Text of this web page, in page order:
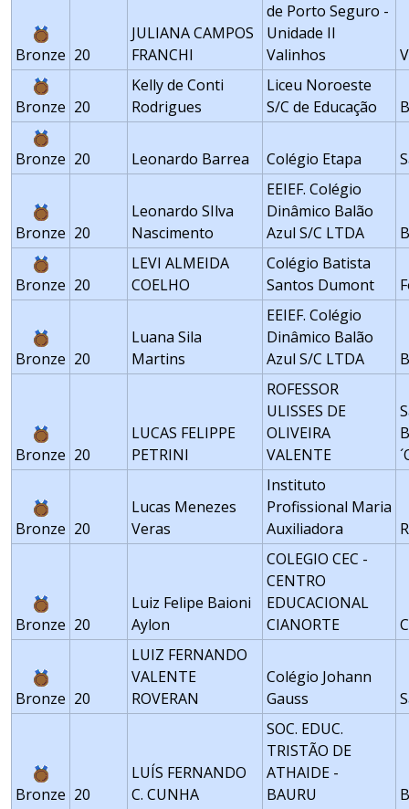
Bronze 20
JULIANA CAMPOS
FRANCHI
de Porto Seguro -
Unidade II
Valinhos
Bronze 20
Kelly de Conti
Rodrigues
Liceu Noroeste
S/C de Educação
Bronze 20 Leonardo Barrea Colégio Etapa
Bronze 20
Leonardo SIlva
Nascimento
EEIEF. Colégio
Dinâmico Balão
Azul S/C LTDA
Bronze 20
LEVI ALMEIDA
COELHO
Colégio Batista
Santos Dumont
Bronze 20
Luana Sila
Martins
EEIEF. Colégio
Dinâmico Balão
Azul S/C LTDA
Bronze 20
LUCAS FELIPPE
PETRINI
ROFESSOR
ULISSES DE
OLIVEIRA
VALENTE
Bronze 20
Lucas Menezes
Veras
Instituto
Profissional Maria
Auxiliadora
Bronze 20
Luiz Felipe Baioni
Aylon
COLEGIO CEC -
CENTRO
EDUCACIONAL
CIANORTE
Bronze 20
LUIZ FERNANDO
VALENTE
ROVERAN
Colégio Johann
Gauss
Bronze 20
LUÍS FERNANDO
C. CUNHA
SOC. EDUC.
TRISTÃO DE
ATHAIDE -
BAURU